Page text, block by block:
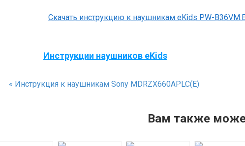
Скачать инструкцию к наушникам eKids PW-
Инструкции наушников eKids
« Инструкция к наушникам Sony MDRZX660APLC(Е)
Вам также